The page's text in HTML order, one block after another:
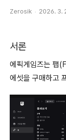
Zerosik 2026. 3.
서론
에픽게임즈는 팹
에셋을 구매하고